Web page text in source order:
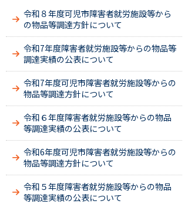
令和８年度可児市障害者就労施設等から
の物品等調達方針について
令和7年度障害者就労施設等からの物品等
調達実績の公表について
令和7年度可児市障害者就労施設等からの
物品等調達方針について
令和６年度障害者就労施設等からの物品
等調達実績の公表について
令和6年度可児市障害者就労施設等からの
物品等調達方針について
令和５年度障害者就労施設等からの物品
等調達実績の公表について